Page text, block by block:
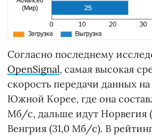
Согласно последнему
OpenSignal, самая высокая
скорость передачи данных
Южной Корее, где она
Мб/с, дальше идут Норвегия
Венгрия (31,0 Мб/с). В